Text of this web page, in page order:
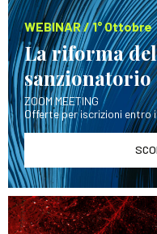
WEBINAR / 1° Ottobre
La riforma
sanzionatorio
ZOOM MEETING
Offerte per iscrizioni entro